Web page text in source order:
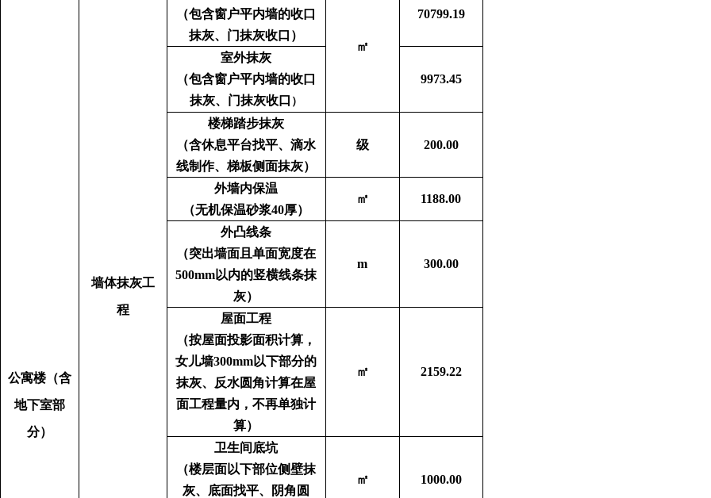
公寓楼（含
地下室部
分）
墙体抹灰工
程
（包含窗户平内墙的收口
抹灰、门抹灰收口）
㎡
70799.19
室外抹灰
（包含窗户平内墙的收口
抹灰、门抹灰收口 ）
9973.45
楼梯踏步抹灰
（含休息平台找平、滴水
线制作、梯板侧面抹灰）
级 200.00
外墙内保温
（无机保温砂浆40厚）
㎡ 1188.00
外凸线条
（突出墙面且单面宽度在
500mm以内的竖横线条抹
灰）
m 300.00
屋面工程
（按屋面投影面积计算，
女儿墙300mm以下部分的
抹灰、反水圆角计算在屋
面工程量内，不再单独计
算）
㎡ 2159.22
卫生间底坑
（楼层面以下部位侧壁抹
灰、底面找平、阴角圆
㎡ 1000.00